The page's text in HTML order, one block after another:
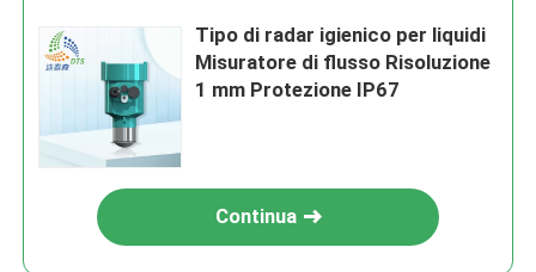
Tipo di radar igienico per liquidi
Misuratore di flusso Risoluzione
1 mm Protezione IP67
Continua